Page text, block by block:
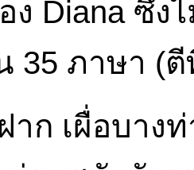
Diana ซึ่ง
35 ภาษา (
ก เผื่อบาง